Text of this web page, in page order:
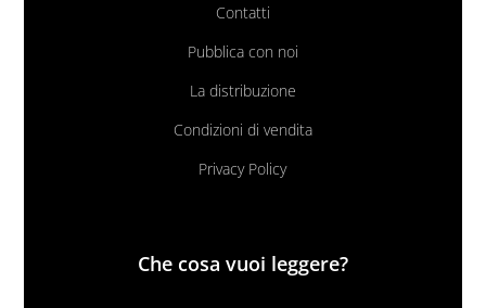
Contatti
Pubblica con noi
La distribuzione
Condizioni di vendita
Privacy Policy
Che cosa vuoi leggere?